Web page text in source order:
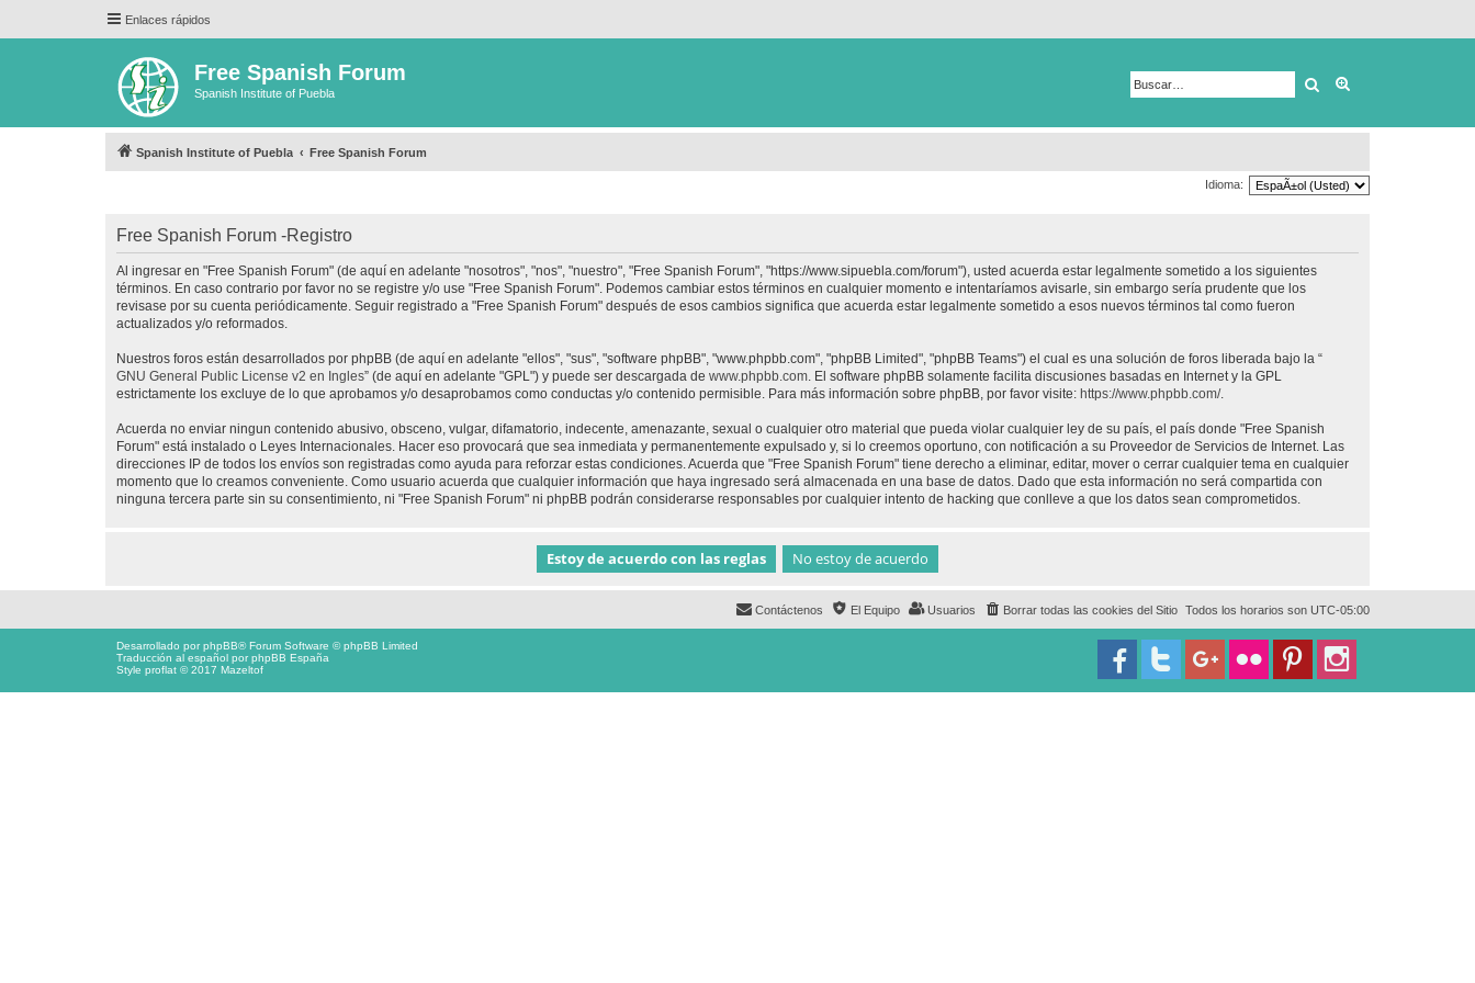
Enlaces rápidos
Free Spanish Forum
Spanish Institute of Puebla Buscar
Spanish Institute of Puebla Free Spanish Forum
Idioma:
Free Spanish Forum -Registro
Al ingresar en "Free Spanish Forum" (de aquí en adelante "nosotros", "nos", "nuestro", "Free Spanish Forum", "https://www.sipuebla.com/forum"), usted acuerda estar legalmente sometido a los siguientes
términos. En caso contrario por favor no se registre y/o use "Free Spanish Forum". Podemos cambiar estos términos en cualquier momento e intentaríamos avisarle, sin embargo sería prudente que los
revisase por su cuenta periódicamente. Seguir registrado a "Free Spanish Forum" después de esos cambios significa que acuerda estar legalmente sometido a esos nuevos términos tal como fueron
actualizados y/o reformados.
Nuestros foros están desarrollados por phpBB (de aquí en adelante "ellos", "sus", "software phpBB", "www.phpbb.com", "phpBB Limited", "phpBB Teams") el cual es una solución de foros liberada bajo la “
GNU General Public License v2 en Ingles” (de aquí en adelante "GPL") y puede ser descargada de www.phpbb.com . El software phpBB solamente facilita discusiones basadas en Internet y la GPL
estrictamente los excluye de lo que aprobamos y/o desaprobamos como conductas y/o contenido permisible. Para más información sobre phpBB, por favor visite: https://www.phpbb.com/.
Acuerda no enviar ningun contenido abusivo, obsceno, vulgar, difamatorio, indecente, amenazante, sexual o cualquier otro material que pueda violar cualquier ley de su país, el país donde "Free Spanish
Forum" está instalado o Leyes Internacionales. Hacer eso provocará que sea inmediata y permanentemente expulsado y, si lo creemos oportuno, con notificación a su Proveedor de Servicios de Internet. Las
direcciones IP de todos los envíos son registradas como ayuda para reforzar estas condiciones. Acuerda que "Free Spanish Forum" tiene derecho a eliminar, editar, mover o cerrar cualquier tema en cualquier
momento que lo creamos conveniente. Como usuario acuerda que cualquier información que haya ingresado será almacenada en una base de datos. Dado que esta información no será compartida con
ninguna tercera parte sin su consentimiento, ni "Free Spanish Forum" ni phpBB podrán considerarse responsables por cualquier intento de hacking que conlleve a que los datos sean comprometidos.
Todos los horarios son UTC-05:00
Borrar todas las cookies del Sitio
Usuarios
El Equipo
Contáctenos
Desarrollado porphpBB® Forum Software © phpBB Limited
Traducción al español porphpBB España
Style proflat © 2017 Mazeltof